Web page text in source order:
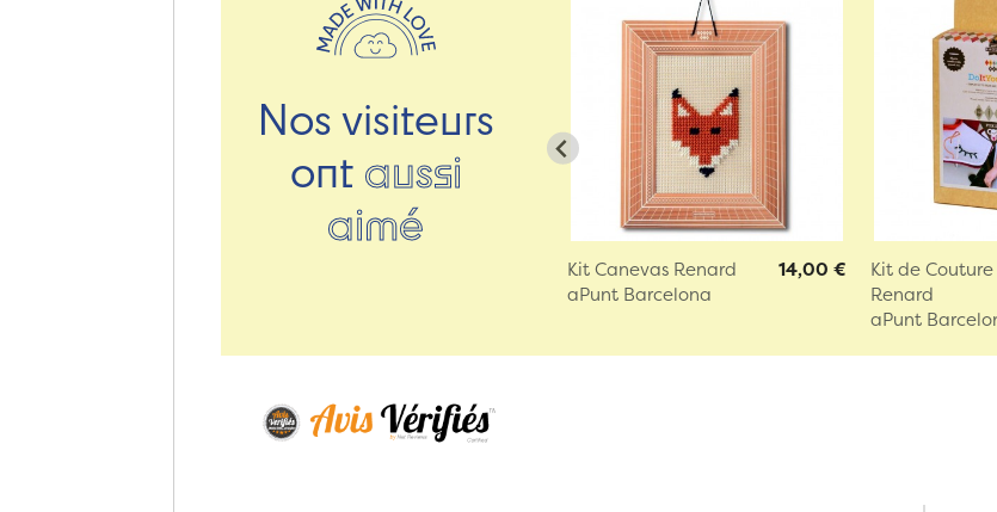
Nos visiteurs
ont aussi
aimé
Kit Canevas Renard
aPunt Barcelona
14,00 €
Kit de Couture
Renard
aPunt